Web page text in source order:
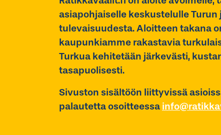
asiapohjaiselle keskustelulle
tulevaisuudesta. Aloitteen takana
kaupunkiamme rakastavia
Turkua kehitetään järkevästi,
tasapuolisesti.
Sivuston sisältöön liittyvissä
palautetta osoitteessa